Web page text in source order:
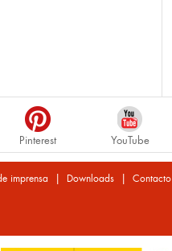
Pinterest YouTube
imprensa | Downloads | Contacto